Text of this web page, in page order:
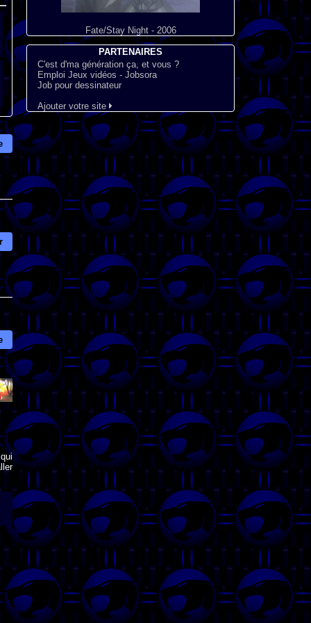
Fate/Stay Night - 2006
PARTENAIRES
C'est d'ma génération ça, et vous ?
Emploi Jeux vidéos - Jobsora
Job pour dessinateur
Ajouter votre site